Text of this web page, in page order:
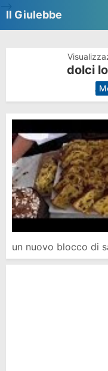
Il Giulebbe
dolci
.
un nuovo blocco di